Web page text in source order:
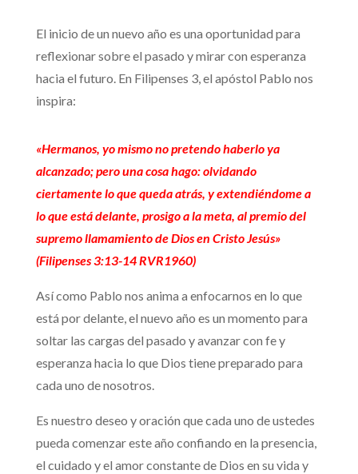
El inicio de un nuevo año es una oportunidad para
reflexionar sobre el pasado y mirar con esperanza
hacia el futuro. En Filipenses 3, el apóstol Pablo nos
inspira:
«Hermanos, yo mismo no pretendo haberlo ya
alcanzado; pero una cosa hago: olvidando
ciertamente lo que queda atrás, y extendiéndome a
lo que está delante, prosigo a la meta, al premio del
supremo llamamiento de Dios en Cristo Jesús»
(Filipenses 3:13-14 RVR1960)
Así como Pablo nos anima a enfocarnos en lo que
está por delante, el nuevo año es un momento para
soltar las cargas del pasado y avanzar con fe y
esperanza hacia lo que Dios tiene preparado para
cada uno de nosotros.
Es nuestro deseo y oración que cada uno de ustedes
pueda comenzar este año confiando en la presencia,
el cuidado y el amor constante de Dios en su vida y